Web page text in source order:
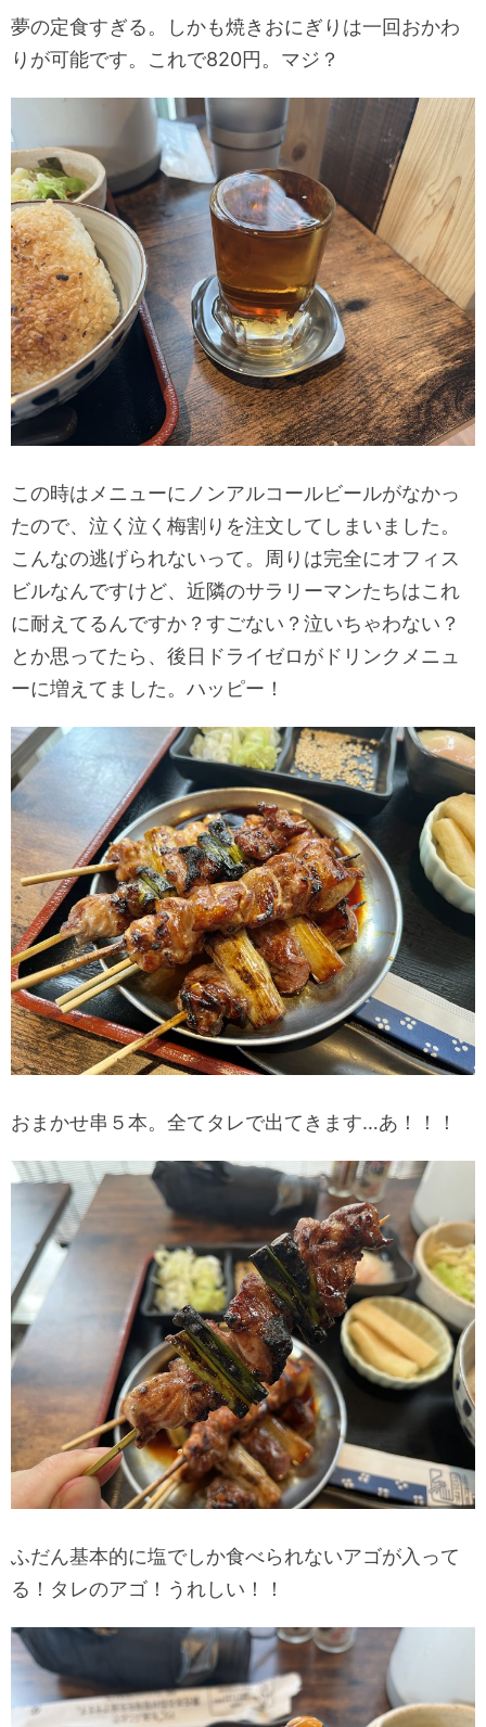
夢の定食すぎる。しかも焼きおにぎりは一回おかわ
りが可能です。これで820円。マジ？
この時はメニューにノンアルコールビールがなかっ
たので、泣く泣く梅割りを注文してしまいました。
こんなの逃げられないって。周りは完全にオフィス
ビルなんですけど、近隣のサラリーマンたちはこれ
に耐えてるんですか？すごない？泣いちゃわない？
とか思ってたら、後日ドライゼロがドリンクメニュ
ーに増えてました。ハッピー！
おまかせ串５本。全てタレで出てきます…あ！！！
ふだん基本的に塩でしか食べられないアゴが入って
る！タレのアゴ！うれしい！！